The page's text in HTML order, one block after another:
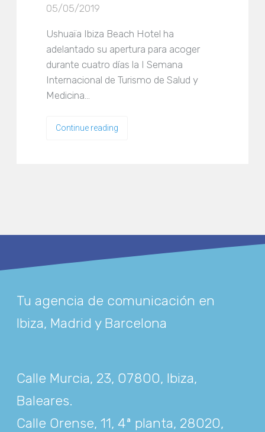
05/05/2019
Ushuaïa Ibiza Beach Hotel ha
adelantado su apertura para acoger
durante cuatro días la I Semana
Internacional de Turismo de Salud y
Medicina…
Continue reading
Tu agencia de comunicación en
Ibiza, Madrid y Barcelona
Calle Murcia, 23, 07800, Ibiza,
Baleares.
Calle Orense, 11, 4ª planta, 28020,